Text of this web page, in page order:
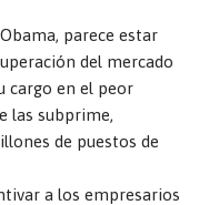
parece estar
del mercado
cargo en el peor
las subprime,
de puestos de
a los empresarios